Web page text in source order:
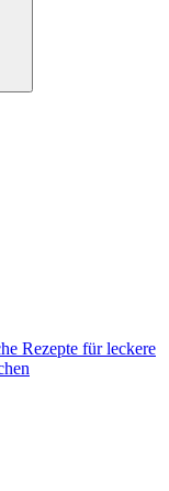
Rezepte für leckere